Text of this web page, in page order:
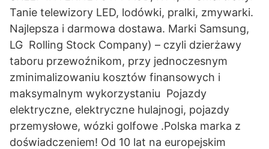
Tanie telewizory LED, lodówki, pralki, zmywarki.
Najlepsza i darmowa dostawa. Marki Samsung,
LG Rolling Stock Company) – czyli dzierżawy
taboru przewoźnikom, przy jednoczesnym
zminimalizowaniu kosztów finansowych i
maksymalnym wykorzystaniu Pojazdy
elektryczne, elektryczne hulajnogi, pojazdy
przemysłowe, wózki golfowe .Polska marka z
doświadczeniem! Od 10 lat na europejskim